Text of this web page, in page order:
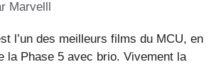
Marvelll
l’un des meilleurs films du MCU, en
la Phase 5 avec brio. Vivement la